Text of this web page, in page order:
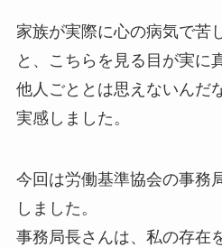
家族が実際に心の病気で苦
と、こちらを見る目が実に
他人ごととは思えないんだ
実感しました。
今回は労働基準協会の事務
しました。
事務局長さんは、私の存在